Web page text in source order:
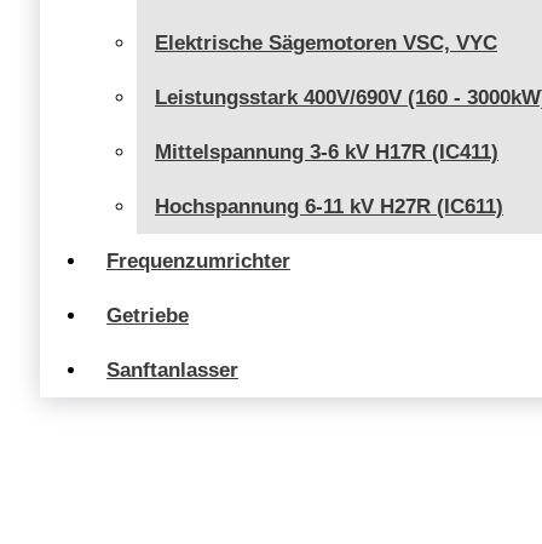
Elektrische Sägemotoren VSC, VYC
Leistungsstark 400V/690V (160 -
Mittelspannung 3-6 kV H17R (IC411)
Hochspannung 6-11 kV H27R (IC611)
Frequenzumrichter
Getriebe
Sanftanlasser